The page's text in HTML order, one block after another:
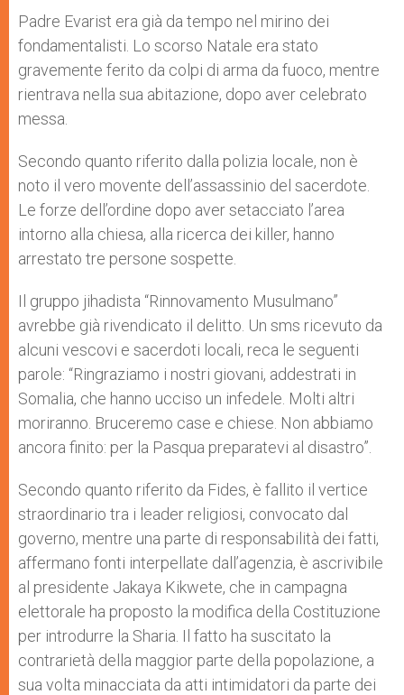
Padre Evarist era già da tempo nel mirino dei
fondamentalisti. Lo scorso Natale era stato
gravemente ferito da colpi di arma da fuoco, mentre
rientrava nella sua abitazione, dopo aver celebrato
messa.
Secondo quanto riferito dalla polizia locale, non è
noto il vero movente dell’assassinio del sacerdote.
Le forze dell’ordine dopo aver setacciato l’area
intorno alla chiesa, alla ricerca dei killer, hanno
arrestato tre persone sospette.
Il gruppo jihadista “Rinnovamento Musulmano”
avrebbe già rivendicato il delitto. Un sms ricevuto da
alcuni vescovi e sacerdoti locali, reca le seguenti
parole: “Ringraziamo i nostri giovani, addestrati in
Somalia, che hanno ucciso un infedele. Molti altri
moriranno. Bruceremo case e chiese. Non abbiamo
ancora finito: per la Pasqua preparatevi al disastro”.
Secondo quanto riferito da Fides, è fallito il vertice
straordinario tra i leader religiosi, convocato dal
governo, mentre una parte di responsabilità dei fatti,
affermano fonti interpellate dall’agenzia, è ascrivibile
al presidente Jakaya Kikwete, che in campagna
elettorale ha proposto la modifica della Costituzione
per introdurre la Sharia. Il fatto ha suscitato la
contrarietà della maggior parte della popolazione, a
sua volta minacciata da atti intimidatori da parte dei